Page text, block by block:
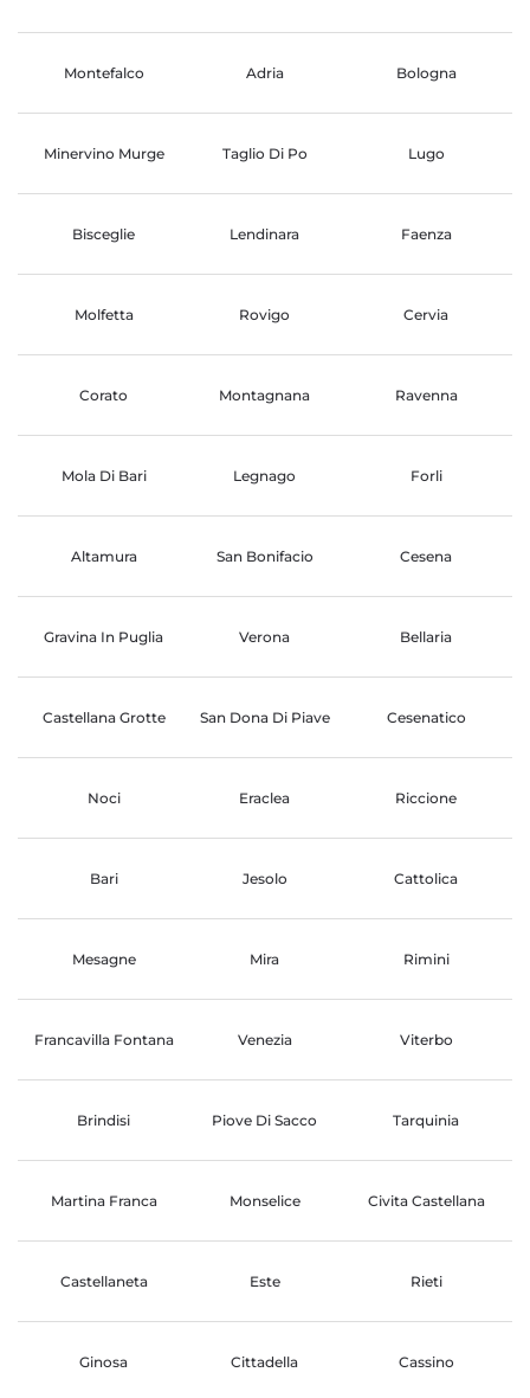
Montefalco Adria Bologna
Minervino Murge Taglio Di Po Lugo
Bisceglie Lendinara Faenza
Molfetta Rovigo Cervia
Corato Montagnana Ravenna
Mola Di Bari Legnago Forli
Altamura San Bonifacio Cesena
Gravina In Puglia Verona Bellaria
Castellana Grotte San Dona Di Piave Cesenatico
Noci Eraclea Riccione
Bari Jesolo Cattolica
Mesagne Mira Rimini
Francavilla Fontana Venezia Viterbo
Brindisi Piove Di Sacco Tarquinia
Martina Franca Monselice Civita Castellana
Castellaneta Este Rieti
Ginosa Cittadella Cassino